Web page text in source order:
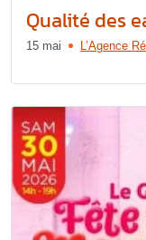
Qualité des
15 mai L’Agence